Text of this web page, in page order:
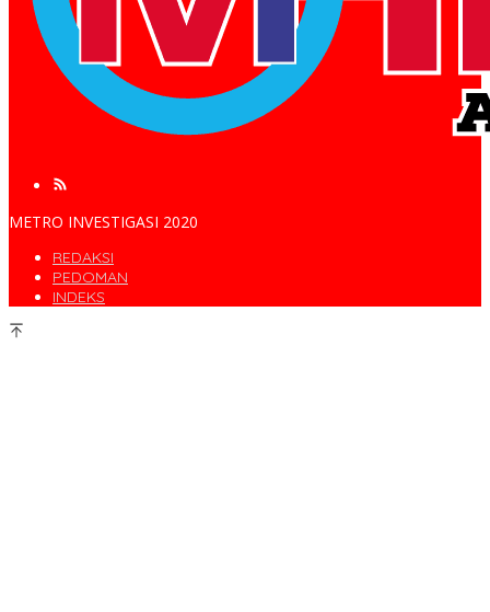
METRO INVESTIGASI 2020
REDAKSI
PEDOMAN
INDEKS